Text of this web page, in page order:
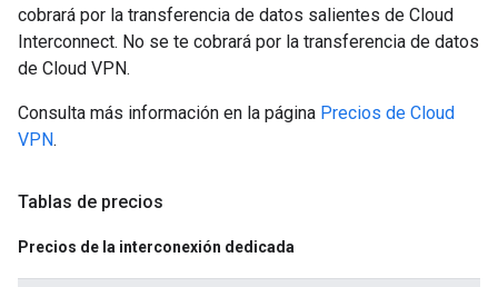
cobrará por la transferencia de datos salientes de Cloud
Interconnect. No se te cobrará por la transferencia de datos
de Cloud VPN.
Consulta más información en la página Precios de Cloud
VPN.
Tablas de precios
Precios de la interconexión dedicada